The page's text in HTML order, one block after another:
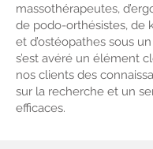
massothérapeutes,
de podo-orthésistes, de
et d’ostéopathes sous
s’est avéré un élément
nos clients des
sur la recherche et un
efficaces.